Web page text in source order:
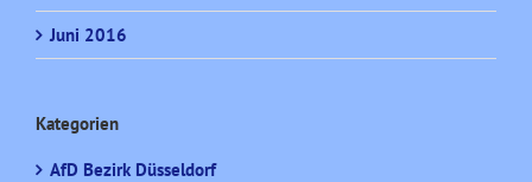
Juni 2016
Kategorien
AfD Bezirk Düsseldorf